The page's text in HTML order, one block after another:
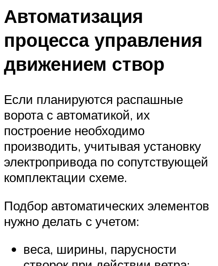
Автоматизация
процесса управления
движением створ
Если планируются распашные
ворота с автоматикой, их
построение необходимо
производить, учитывая установку
электропривода по сопутствующей
комплектации схеме.
Подбор автоматических элементов
нужно делать с учетом:
веса, ширины, парусности